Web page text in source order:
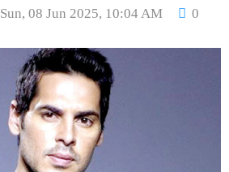
Sun, 08 Jun 2025, 10:04 AM 0